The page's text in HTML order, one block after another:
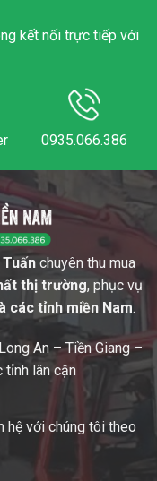
kết nối trực tiếp với
0935.066.386
chuyên thu mua
thị trường, phục vụ
các tỉnh miền Nam.
An – Tiền Giang –
tỉnh lân cận
hệ với chúng tôi theo